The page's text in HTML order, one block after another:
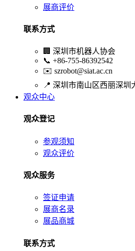
展商评价
联系方式
🏢 深圳市机器人协会
📞 +86-755-86392542
✉️ szrobot@siat.ac.cn
📍 深圳市南山区西丽深圳
观众中心
观众登记
参观须知
观众评价
观众服务
签证申请
展商名录
展品商城
联系方式